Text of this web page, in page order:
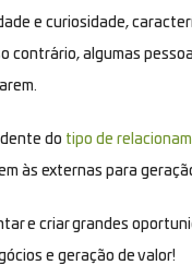
e curiosidade,
contrário, algumas
do tipo de
às externas para
e criar grandes
e geração de valor!